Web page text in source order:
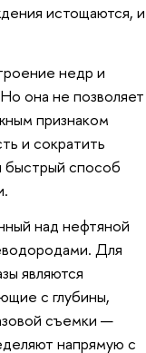
истощаются, и
недр и
она не позволяет
признаком
и сократить
быстрый способ
над нефтяной
Для
являются
с глубины,
съемки —
напрямую с